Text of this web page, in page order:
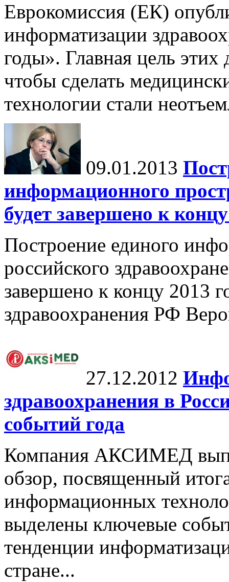
Еврокомиссия (ЕК)
информатизации
годы». Главная цель этих
чтобы сделать
технологии стали
09.01.2013
информационного
будет завершено к
Построение единого
российского
завершено к концу 2013
здравоохранения РФ
27.12.2012
здравоохранения в
событий года
Компания АКСИМЕД
обзор, посвященный
информационных
выделены ключевые
тенденции
стране...